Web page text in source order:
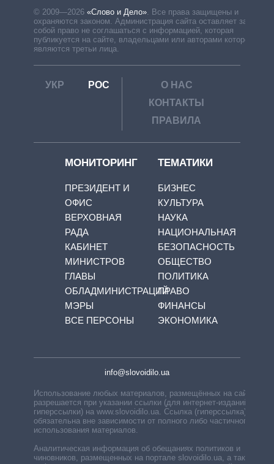
© 2009—2026 «Слово и Дело» Все права защищены и
охраняются законом. Администрация сайта оставляет за
собой право не соглашаться с информацией, которая
публикуется на сайте, владельцами или авторами которой
являются третьи лица.
УКР РОС
О НАС
КОНТАКТЫ
ПРАВИЛА
МОНИТОРИНГ
ПРЕЗИДЕНТ И
ОФИС
ВЕРХОВНАЯ
РАДА
КАБИНЕТ
МИНИСТРОВ
ГЛАВЫ
ОБЛАДМИНИСТРАЦИЙ
МЭРЫ
ВСЕ ПЕРСОНЫ
ТЕМАТИКИ
БИЗНЕС
КУЛЬТУРА
НАУКА
НАЦИОНАЛЬНАЯ
БЕЗОПАСНОСТЬ
ОБЩЕСТВО
ПОЛИТИКА
ПРАВО
ФИНАНСЫ
ЭКОНОМИКА
info@slovoidilo.ua
Использование любых материалов, размещённых на сайте,
разрешается при указании ссылки (для интернет-изданий —
гиперссылки) на www.slovoidilo.ua. Ссылка (гиперссылка)
обязательна вне зависимости от полного либо частичного
использования материалов.
Аналитическая информация об обещаниях политиков и
чиновников, размещенных на портале slovoidilo.ua, а также